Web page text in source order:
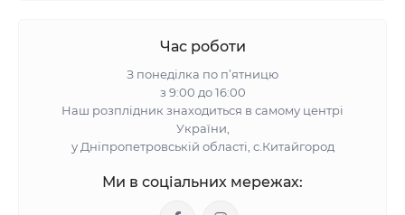
Час роботи
З понеділка по п’ятницю
з 9:00 до 16:00
Наш розплідник знаходиться в самому центрі
України,
у Дніпропетровській області, с.Китайгород
Ми в соціальних мережах: